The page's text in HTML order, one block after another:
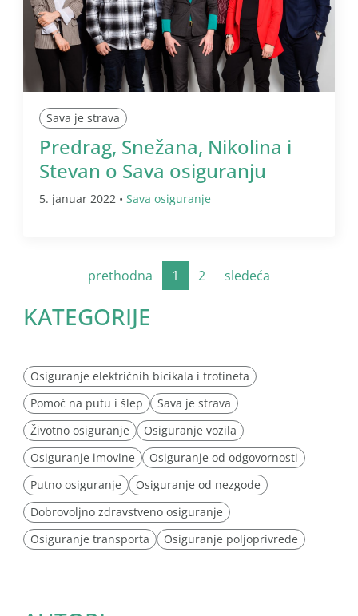
Sava je strava
Predrag, Snežana, Nikolina i
Stevan o Sava osiguranju
5. januar 2022 • Sava osiguranje
prethodna 1 2 sledeća
KATEGORIJE
Osiguranje električnih bicikala i trotineta
Pomoć na putu i šlep
Sava je strava
Životno osiguranje
Osiguranje vozila
Osiguranje imovine
Osiguranje od odgovornosti
Putno osiguranje
Osiguranje od nezgode
Dobrovoljno zdravstveno osiguranje
Osiguranje transporta
Osiguranje poljoprivrede